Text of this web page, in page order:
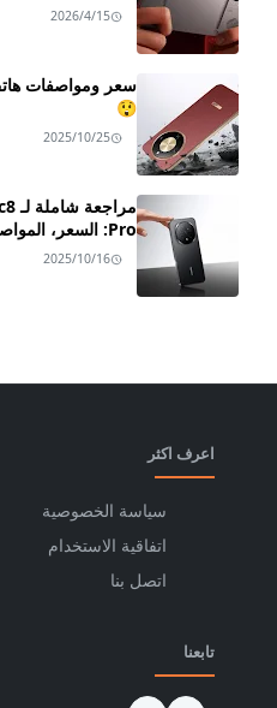
2026/4/15
😲
2025/10/25
Pro: السعر، المواصفات، والمميزات
2025/10/16
اعرف اكثر
سياسة الخصوصية
اتفاقية الاستخدام
اتصل بنا
تابعنا